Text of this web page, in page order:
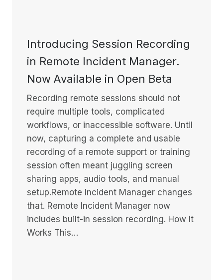
Introducing Session Recording
in Remote Incident Manager.
Now Available in Open Beta
Recording remote sessions should not
require multiple tools, complicated
workflows, or inaccessible software. Until
now, capturing a complete and usable
recording of a remote support or training
session often meant juggling screen
sharing apps, audio tools, and manual
setup.Remote Incident Manager changes
that. Remote Incident Manager now
includes built-in session recording. How It
Works This…